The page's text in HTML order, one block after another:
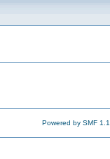
Powered by SMF